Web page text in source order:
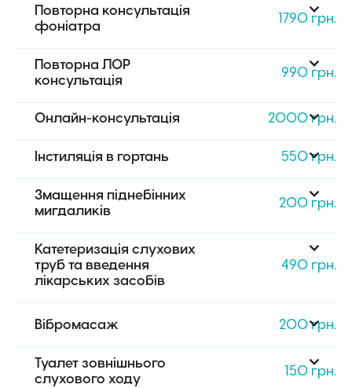
Повторна консультація
фоніатра
1790 грн.
Повторна ЛОР
консультація
990 грн.
Онлайн-консультація 2000 грн.
Інстиляція в гортань 550 грн.
Змащення піднебінних
мигдаликів
200 грн.
Катетеризація слухових
труб та введення
лікарських засобів
490 грн.
Вібромасаж 200 грн.
Туалет зовнішнього
слухового ходу
150 грн.